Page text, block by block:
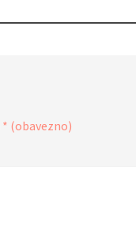
* (obavezno)